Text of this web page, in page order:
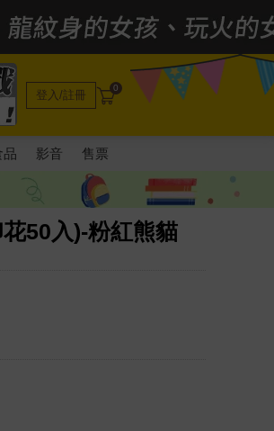
登入/註冊 0
品 影音 售票
50入)-粉紅熊貓